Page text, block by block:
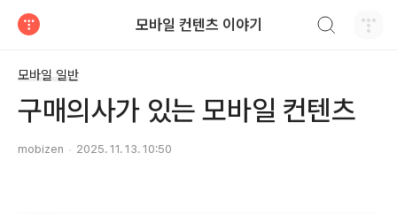
모바일 컨텐츠 이야기
모바일 일반
구매의사가 있는 모바일 컨텐츠
mobizen 2025. 11. 13. 10:50